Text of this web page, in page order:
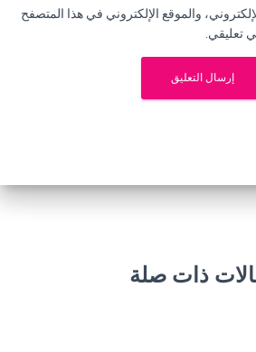
والموقع الإلكتروني في هذا المتصفح
تعليقي.
ذات صلة